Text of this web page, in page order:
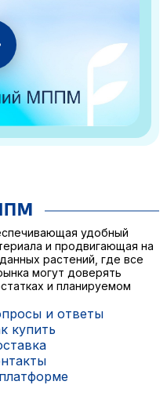
удобный
и продвигающая на
растений, где все
могут доверять
и планируемом
и ответы
купить